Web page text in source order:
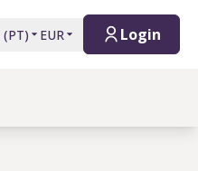
(PT) EUR Login